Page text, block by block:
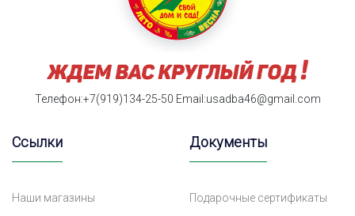
Телефон:+7(919)134-25-50 Email:usadba46@gmail.com
Ссылки
Наши магазины
Документы
Подарочные сертификаты